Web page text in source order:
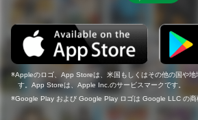
Appleのロゴ、App Storeは、米国もしくはその他の国や
す。App Storeは、Apple Inc.のサービスマークです。
Google Play および Google Play ロゴは Google LLC の商